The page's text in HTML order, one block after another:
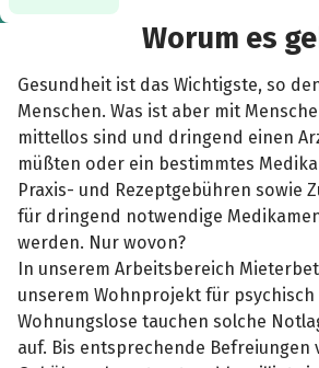
Worum es
Gesundheit ist das Wichtigste, so
Menschen. Was ist aber mit
mittellos sind und dringend einen
müßten oder ein bestimmtes
Praxis- und Rezeptgebühren sowie
für dringend notwendige
werden. Nur wovon?
In unserem Arbeitsbereich
unserem Wohnprojekt für psychisch
Wohnungslose tauchen solche
auf. Bis entsprechende Befreiungen